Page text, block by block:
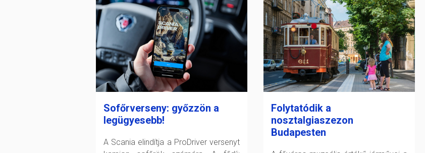
Sofőrverseny: győzzön a
legügyesebb!
A Scania elindítja a ProDriver versenyt
Folytatódik a
nosztalgiaszezon
Budapesten